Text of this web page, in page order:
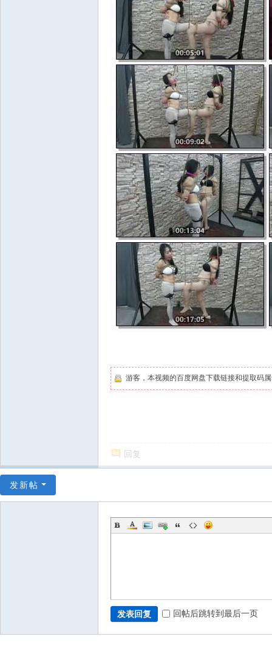
游客，本视频的百度网盘下载链接和提取码
回复
发新帖
发表回复 回帖后跳转到最后一页